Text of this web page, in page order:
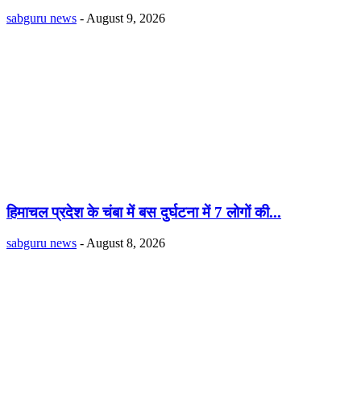
sabguru news - August 9, 2026
हिमाचल प्रदेश के चंबा में बस दुर्घटना में 7 लोगों की...
sabguru news - August 8, 2026